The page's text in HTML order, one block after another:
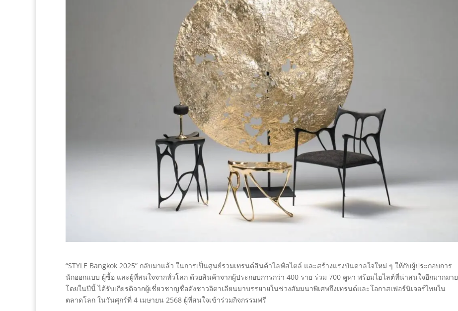
“STYLE Bangkok 2025” กลับมาแล้ว ในการเป็นศูนย์รวมเทรนด์สินค้าไลฟ์สไตล์ และสร้างแรงบันดาลใจใหม่ ๆ ให้กับผู้ประกอบการ
นักออกแบบ ผู้ซื้อ และผู้ที่สนใจจากทั่วโลก ด้วยสินค้าจากผู้ประกอบการกว่า 400 ราย ร่วม 700 คูหา พร้อมไฮไลต์ที่น่าสนใจอีกมากมาย
โดยในปีนี้ ได้รับเกียรติจากผู้เชี่ยวชาญชื่อดังชาวอิตาเลียนมาบรรยายในช่วงสัมมนาพิเศษถึงเทรนด์และโอกาสเฟอร์นิเจอร์ไทยใน
ตลาดโลก ในวันศุกร์ที่ 4 เมษายน 2568 ผู้ที่สนใจเข้าร่วมกิจกรรมฟรี